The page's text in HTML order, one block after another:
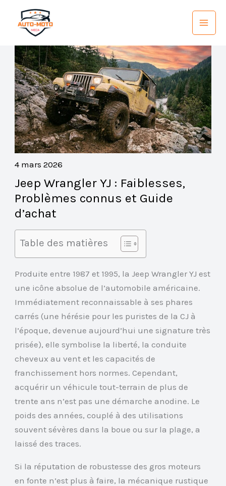
contenu
4 mars 2026
Jeep Wrangler YJ : Faiblesses,
Problèmes connus et Guide
d’achat
Table des matières
Produite entre 1987 et 1995, la Jeep Wrangler YJ est
une icône absolue de l’automobile américaine.
Immédiatement reconnaissable à ses phares
carrés (une hérésie pour les puristes de la CJ à
l’époque, devenue aujourd’hui une signature très
prisée), elle symbolise la liberté, la conduite
cheveux au vent et les capacités de
franchissement hors normes. Cependant,
acquérir un véhicule tout-terrain de plus de
trente ans n’est pas une démarche anodine. Le
poids des années, couplé à des utilisations
souvent sévères dans la boue ou sur la plage, a
laissé des traces.
Si la réputation de robustesse des gros moteurs
en fonte n’est plus à faire, la mécanique rustique